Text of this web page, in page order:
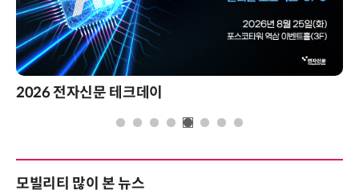
2026 전자신문 테크데이
모빌리티 많이 본 뉴스